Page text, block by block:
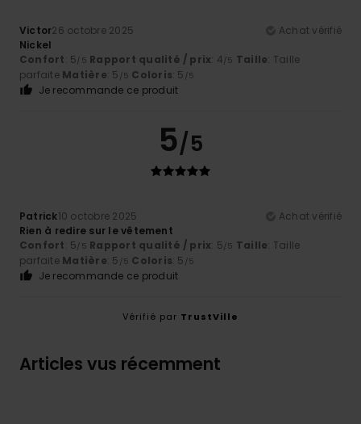
Victor26 octobre 2025
Achat vérifié
Nickel
Confort: 5/5 Rapport qualité / prix: 4/5 Taille: Taille
parfaite Matière: 5 /5 Coloris: 5 /5
Je recommande ce produit
5/5
Patrick10 octobre 2025
Achat vérifié
Rien à redire sur le vêtement
Confort: 5/5 Rapport qualité / prix: 5/5 Taille: Taille
parfaite Matière: 5 /5 Coloris: 5 /5
Je recommande ce produit
Vérifié par TrustVille
Articles vus récemment